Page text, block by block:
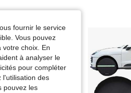
fournir le service
Vous pouvez
votre choix. En
à analyser le
pour compléter
l'utilisation des
pouvez les